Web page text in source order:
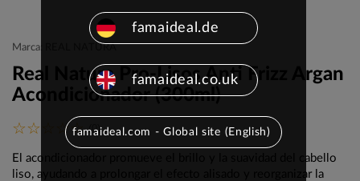
Marca: REAL NATURA
Real Natura Pro-Lisos Anti Frizz Argan
Acondicionador (300ml)
(0)
El acondicionador promueve el brillo y la suavidad del cabello
liso, ayudando a prolongar el efecto alisado y reorganizar la
famaideal.de
famaideal.co.uk
famaideal.com - Global site (English)